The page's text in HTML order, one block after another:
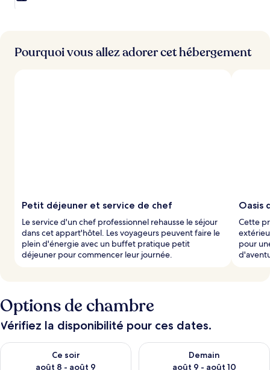
Pourquoi vous allez adorer cet hébergement
Petit déjeuner et service de chef
Le service d'un chef professionnel rehausse le séjour
dans cet appart'hôtel. Les voyageurs peuvent faire le
plein d'énergie avec un buffet pratique petit
déjeuner pour commencer leur journée.
Oasis
Cette
pour
Options de chambre
Vérifiez la disponibilité pour ces dates.
Ce soir
août 8 - août 9
Vérifier la disponibilité pour ce soir août 8 - août 9
Demain
août 9 - août 10
Vérifier la disponibilité pour